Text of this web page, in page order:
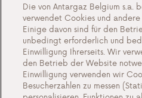
Fragen oder
Die von Antargaz Belgium s.a.
verwendet Cookies und
Einige davon sind für den
unbedingt erforderlich und
Einwilligung Ihrerseits. Wir
den Betrieb der Website
Einwilligung verwenden wir
Besucherzahlen zu messen